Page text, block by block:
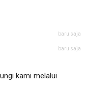
baru saja
baru saja
kami melalui